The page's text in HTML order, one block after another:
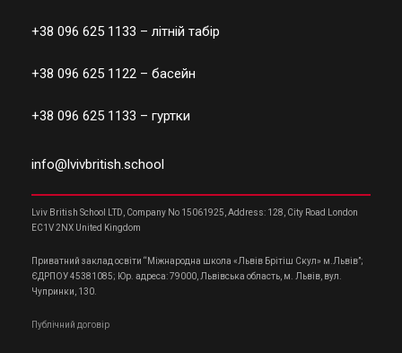
+38 096 625 1133 – літній табір
+38 096 625 1122 – басейн
+38 096 625 1133 – гуртки
info@lvivbritish.school
Lviv British School LTD, Company No 15061925, Address: 128, City Road London
EC1V 2NX United Kingdom
Приватний заклад освіти “Міжнародна школа «Львів Брітіш Скул» м.Львів”;
ЄДРПОУ 45381085; Юр. адреса: 79000, Львівська область, м. Львів, вул.
Чупринки, 130.
Публічний договір